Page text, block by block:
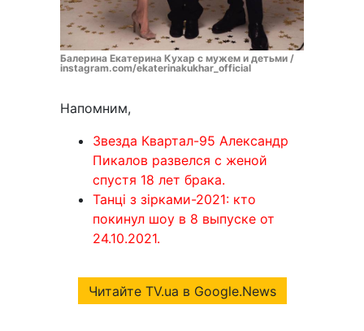
Балерина Екатерина Кухар с мужем и детьми /
instagram.com/ekaterinakukhar_official
Напомним,
Звезда Квартал-95 Александр
Пикалов развелся с женой
спустя 18 лет брака.
Танці з зірками-2021: кто
покинул шоу в 8 выпуске от
24.10.2021.
Читайте TV.ua в Google.News